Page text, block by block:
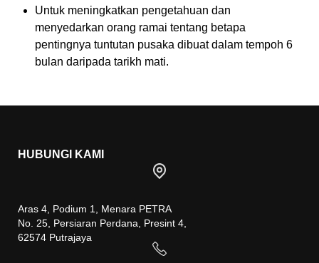
Untuk meningkatkan pengetahuan dan
menyedarkan orang ramai tentang betapa
pentingnya tuntutan pusaka dibuat dalam tempoh 6
bulan daripada tarikh mati.
HUBUNGI KAMI
Aras 4, Podium 1, Menara PETRA
No. 25, Persiaran Perdana, Presint 4,
62574 Putrajaya